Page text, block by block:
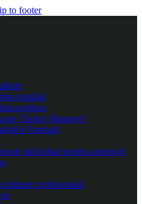
to footer
română
engleza
Tactics Manager”
Football
individual pentru antrenori
profesională